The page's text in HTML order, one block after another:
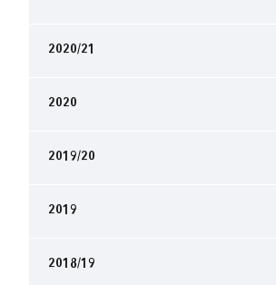
2020/21
2020
2019/20
2019
2018/19